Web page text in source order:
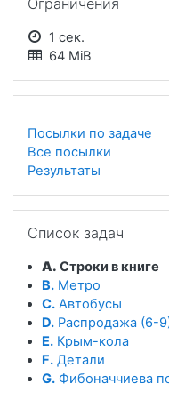
Ограничения
1 сек.
64 MiB
Посылки по задаче
Все посылки
Результаты
Список задач
A. Строки в книге
B. Метро
C. Автобусы
D. Распродажа (6-
E. Крым-кола
F. Детали
G. Фибоначчиева